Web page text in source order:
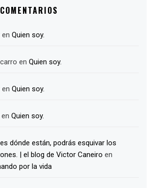
COMENTARIOS
enQuien soy.
enQuien soy.
enQuien soy.
enQuien soy.
dónde están, podrás esquivar los
| el blog de Victor Caneiro en
por la vida